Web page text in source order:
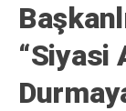
GÜNDEM
GENEL
EKONOMI
“Siyasi